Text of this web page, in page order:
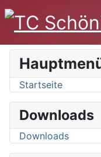
Startseite
Downloads
Downloads